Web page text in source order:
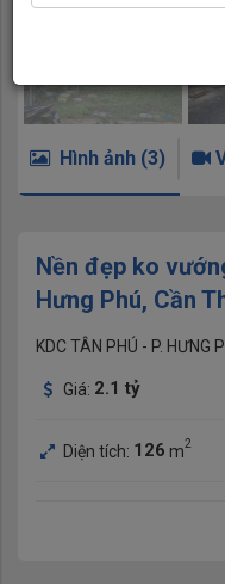
Hình ảnh (3)
Nền đẹp ko
Hưng Phú, Cần
KDC TÂN PHÚ - P. HƯNG
Giá: 2.1 tỷ
Diện tích: 126 m2